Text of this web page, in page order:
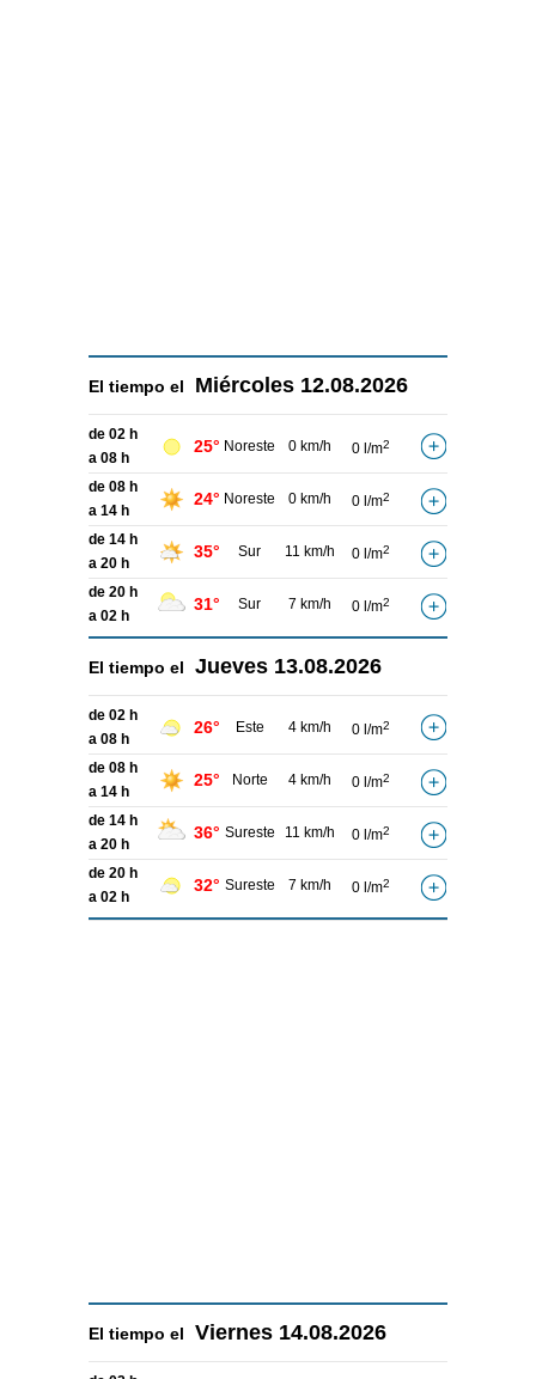
El tiempo el Miércoles 12.08.2026
de 02 h
a 08 h
25° Noreste 0 km/h 0 l/m2
de 08 h
a 14 h
24° Noreste 0 km/h 0 l/m2
de 14 h
a 20 h
35° Sur 11 km/h 0 l/m2
de 20 h
a 02 h
31° Sur 7 km/h 0 l/m2
El tiempo el Jueves 13.08.2026
de 02 h
a 08 h
26° Este 4 km/h 0 l/m2
de 08 h
a 14 h
25° Norte 4 km/h 0 l/m2
de 14 h
a 20 h
36° Sureste 11 km/h 0 l/m2
de 20 h
a 02 h
32° Sureste 7 km/h 0 l/m2
El tiempo el Viernes 14.08.2026